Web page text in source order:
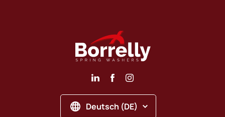
Deutsch (DE)